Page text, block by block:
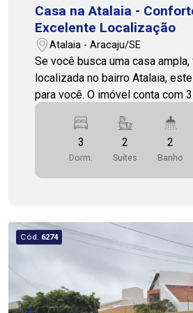
Casa na Atalaia -
Excelente Localização
Atalaia - Aracaju/SE
Se você busca uma casa
localizada no bairro Atalaia,
para você. O imóvel conta com 3 quartos, sendo 2
suítes, além de escritório, ideal
precisa de um espaço
estudos. A casa possui sala
cozinha com armários
sociais, área de serviço e
regiões mais valorizadas da
acesso a comércios, serviços,
praias da Atalaia. Entre em contato e agende sua
visita. Cohab Premium
3231-1010 - Filial Atalaia
3
Dorm.
2
Suítes
2
Banho
Cód. 6274